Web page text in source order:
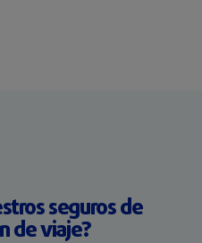
seguros de
de viaje?